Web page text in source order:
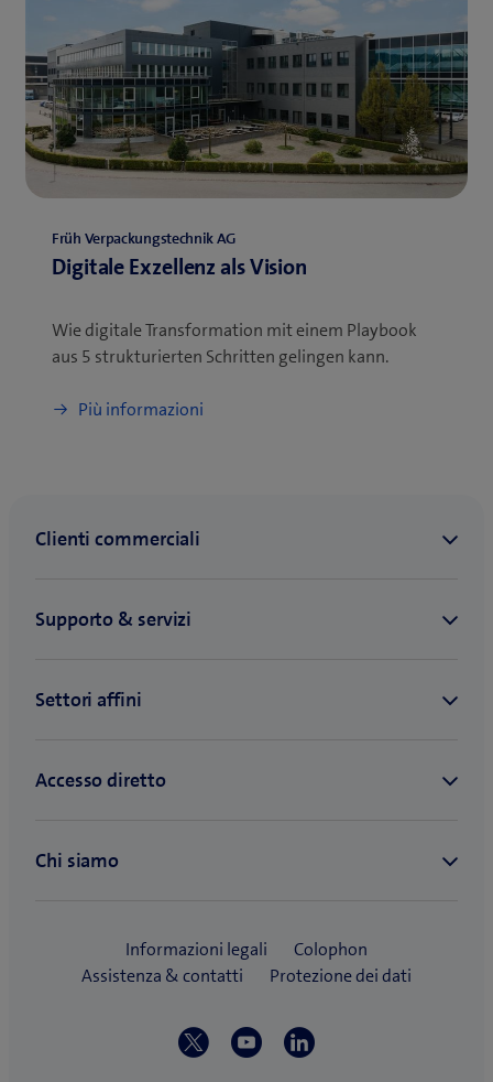
Früh Verpackungstechnik AG
Digitale Exzellenz als Vision
Wie digitale Transformation mit einem Playbook
aus 5 strukturierten Schritten gelingen kann.
Più informazioni